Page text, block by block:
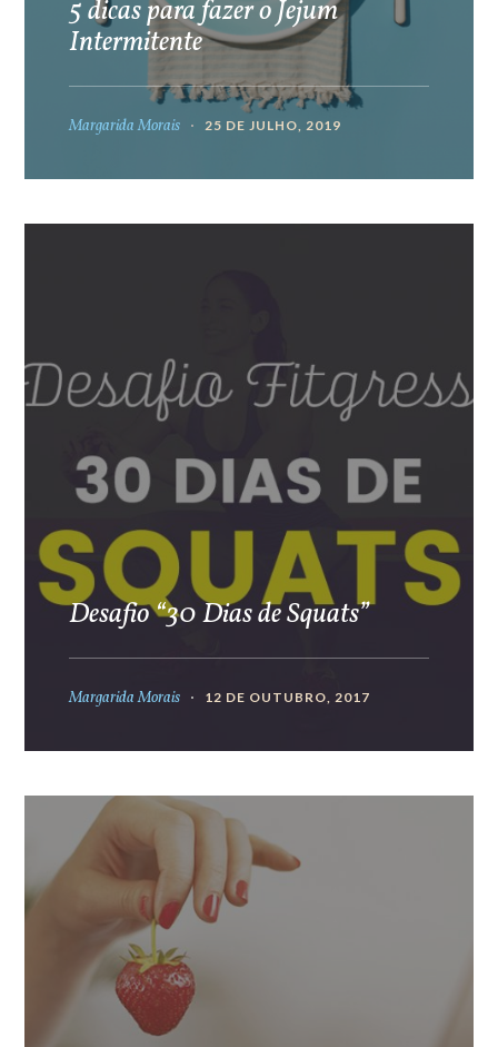
5 dicas para fazer o Jejum
Intermitente
Margarida Morais 25 DE JULHO, 2019
Desafio “30 Dias de Squats”
Margarida Morais 12 DE OUTUBRO, 2017